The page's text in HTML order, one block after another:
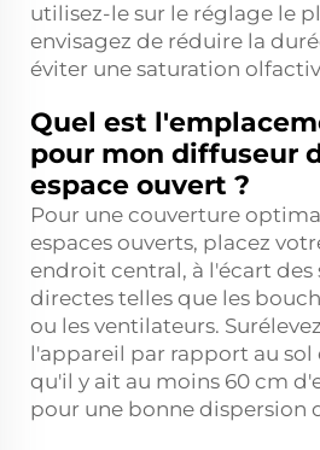
utilisez-le sur le réglage le
envisagez de réduire la
éviter une saturation
Quel est
pour mon diffuseur
espace ouvert ?
Pour une couverture
espaces ouverts, placez
endroit central, à l'écart des
directes telles que les
ou les ventilateurs.
l'appareil par rapport au sol
qu'il y ait au moins 60 cm
pour une bonne dispersion